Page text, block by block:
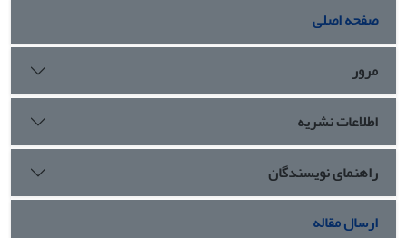
صفحه اصلی
مرور
اطلاعات نشریه
راهنمای نویسندگان
ارسال مقاله